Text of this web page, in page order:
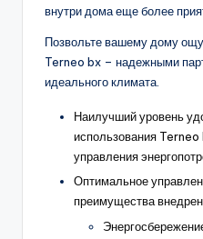
внутри дома еще более
Позвольте вашему дому
Terneo bx – надежными
идеального климата.
Наилучший уровень
использования
управления
Оптимальное
преимущества